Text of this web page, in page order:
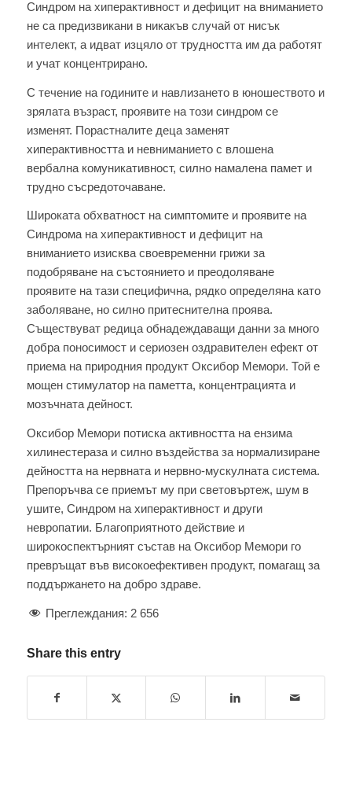
Синдром на хиперактивност и дефицит на вниманието
не са предизвикани в никакъв случай от нисък
интелект, а идват изцяло от трудността им да работят
и учат концентрирано.
С течение на годините и навлизането в юношеството и
зрялата възраст, проявите на този синдром се
изменят. Порастналите деца заменят
хиперактивността и невниманието с влошена
вербална комуникативност, силно намалена памет и
трудно съсредоточаване.
Широката обхватност на симптомите и проявите на
Синдрома на хиперактивност и дефицит на
вниманието изисква своевременни грижи за
подобряване на състоянието и преодоляване
проявите на тази специфична, рядко определяна като
заболяване, но силно притеснителна проява.
Съществуват редица обнадеждаващи данни за много
добра поносимост и сериозен оздравителен ефект от
приема на природния продукт Оксибор Мемори. Той е
мощен стимулатор на паметта, концентрацията и
мозъчната дейност.
Оксибор Мемори потиска активността на ензима
хилинестераза и силно въздейства за нормализиране
дейността на нервната и нервно-мускулната система.
Препоръчва се приемът му при световъртеж, шум в
ушите, Синдром на хиперактивност и други
невропатии. Благоприятното действие и
широкоспектърният състав на Оксибор Мемори го
превръщат във високоефективен продукт, помагащ за
поддържането на добро здраве.
Преглеждания: 2 656
Share this entry